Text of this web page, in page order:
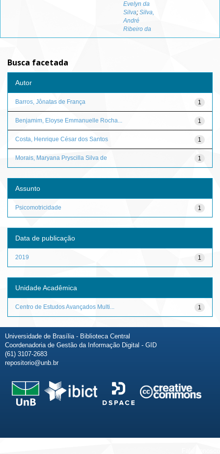
Evelyn da
Silva; Silva,
André
Ribeiro da
Busca facetada
Autor
1
Barros, Jônatas de França
1
Benjamim, Eloyse Emmanuelle Rocha...
1
Costa, Henrique César dos Santos
1
Morais, Maryana Pryscilla Silva de
Assunto
1
Psicomotricidade
Data de publicação
1
2019
Unidade Acadêmica
1
Centro de Estudos Avançados Multi...
Universidade de Brasília - Biblioteca Central
Coordenadoria de Gestão da Informação Digital - GID
(61) 3107-2683
repositorio@unb.br